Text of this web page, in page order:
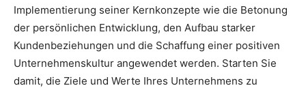
Implementierung seiner Kernkonzepte wie die Betonung
der persönlichen Entwicklung, den Aufbau starker
Kundenbeziehungen und die Schaffung einer positiven
Unternehmenskultur angewendet werden. Starten Sie
damit, die Ziele und Werte Ihres Unternehmens zu